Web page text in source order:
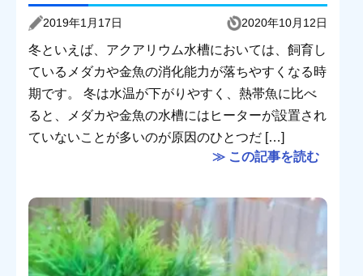
2019年1月17日 2020年10月12日
冬といえば、アクアリウム水槽においては、飼育し
ているメダカや金魚の消化能力が落ちやすくなる時
期です。 冬は水温が下がりやすく、熱帯魚に比べ
ると、メダカや金魚の水槽にはヒーターが設置され
ていないことが多いのが原因のひとつだ […]
≫ この記事を読む